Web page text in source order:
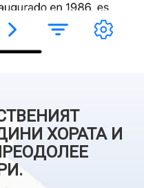
ХОРАТА И